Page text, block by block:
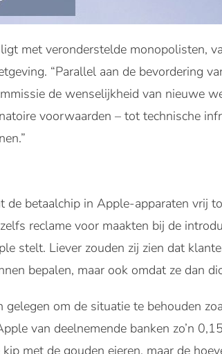
met veronderstelde monopolisten,
“Parallel aan de bevordering
de wenselijkheid van nieuwe
voorwaarden – tot technische
de betaalchip in Apple-apparaten vrij
reclame voor maakten bij de
stelt. Liever zouden zij zien dat
bepalen, maar ook omdat ze dan
om de situatie te behouden
van deelnemende banken zo’n
met de gouden eieren, maar de